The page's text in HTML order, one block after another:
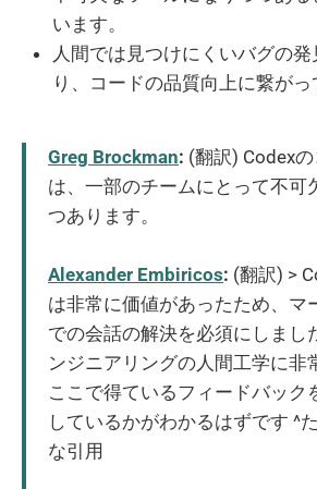
います。
人間では見つけにくいバグの
り、コードの品質向上に繋がっ
Greg Brockman: (翻訳) Codex
は、一部のチームにとって不可
つあります。
Alexander Embiricos: (翻訳) >
は非常に価値があったため、マ
での会話の解決を必須にしまし
ンジニアリングの人間工学に非
ここで得ているフィードバック
しているかがわかるはずです ^
な引用